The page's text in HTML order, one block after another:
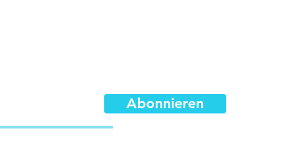
Abonnieren